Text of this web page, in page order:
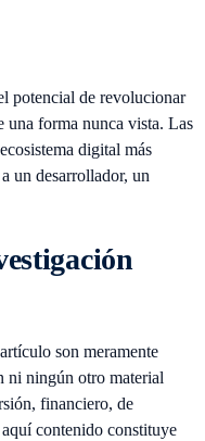
potencial de revolucionar
una forma nunca vista. Las
digital más
un desarrollador, un
son meramente
ni ningún otro material
financiero, de
contenido constituye